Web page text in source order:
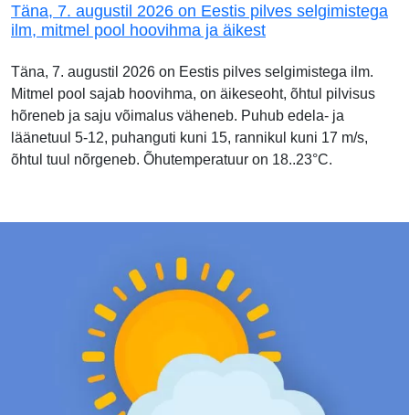
Täna, 7. augustil 2026 on Eestis pilves selgimistega
ilm, mitmel pool hoovihma ja äikest
Täna, 7. augustil 2026 on Eestis pilves selgimistega ilm.
Mitmel pool sajab hoovihma, on äikeseoht, õhtul pilvisus
hõreneb ja saju võimalus väheneb. Puhub edela- ja
läänetuul 5-12, puhanguti kuni 15, rannikul kuni 17 m/s,
õhtul tuul nõrgeneb. Õhutemperatuur on 18..23°C.